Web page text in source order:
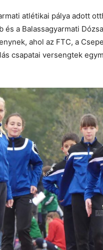
atlétikai pálya adott
és a Balassagyarmati
ahol az FTC, a
csapatai versengtek